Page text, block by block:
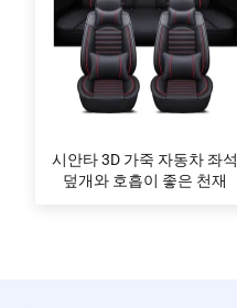
시안타 3D 가죽 자동차 좌석
덮개와 호흡이 좋은 천재